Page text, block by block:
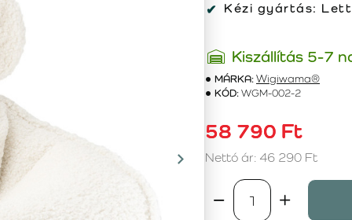
Kézi gyártás:
Kiszállítás 5-7
MÁRKA:Wigiwama®
KÓD:WGM-002-2
58 790 Ft
Nettó ár: 46 290 Ft